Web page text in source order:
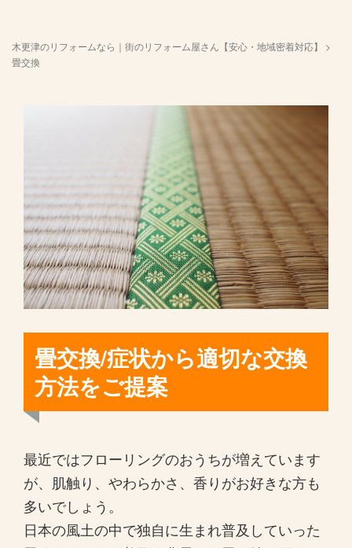
木更津のリフォームなら｜街のリフォーム屋さん【安心・地域密着対応】
>
畳交換
畳交換/症状から適切な交換
方法をご提案
最近ではフローリングのおうちが増えています
が、肌触り、やわらかさ、香りがお好きな方も
多いでしょう。
日本の風土の中で独自に生まれ普及していった